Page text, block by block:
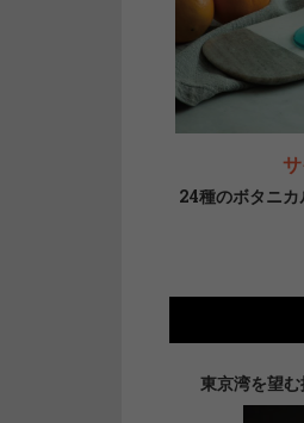
24種のボタニ
東京湾を望